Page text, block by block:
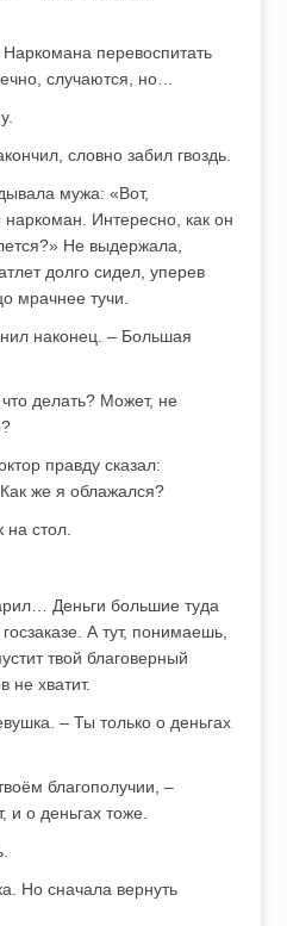
перевоспитать
случаются, но…
словно забил гвоздь.
мужа: «Вот,
Интересно, как он
Не выдержала,
долго сидел, уперев
мрачнее тучи.
наконец. – Большая
делать? Может, не
правду сказал:
же я облажался?
на стол.
Деньги большие туда
А тут, понимаешь,
твой благоверный
не хватит.
– Ты только о деньгах
благополучии, –
и о деньгах тоже.
Но сначала вернуть